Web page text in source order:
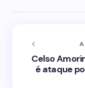
Celso
é ataque